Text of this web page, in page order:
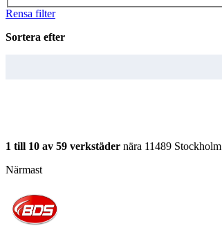
Rensa filter
Sortera efter
1 till 10 av 59 verkstäder nära 11489 Stockholm
Närmast